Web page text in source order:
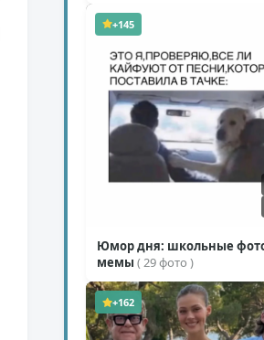
( 11 фото )
+145
Юмор дня: школьные
мемы ( 29 фото )
+162